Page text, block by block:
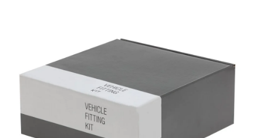
hvězdiček.